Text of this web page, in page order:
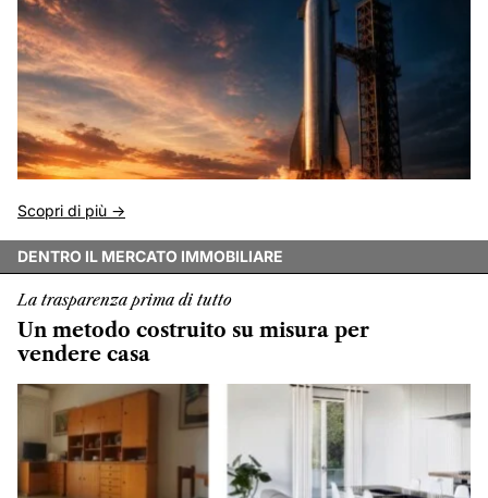
Scopri di più ->
DENTRO IL MERCATO IMMOBILIARE
La trasparenza prima di tutto
Un metodo costruito su misura per
vendere casa